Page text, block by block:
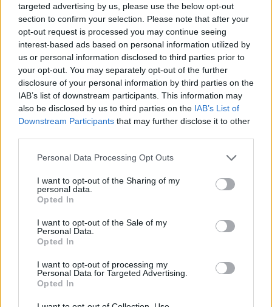
targeted advertising by us, please use the below opt-out
section to confirm your selection. Please note that after your
opt-out request is processed you may continue seeing
interest-based ads based on personal information utilized by
us or personal information disclosed to third parties prior to
your opt-out. You may separately opt-out of the further
disclosure of your personal information by third parties on the
IAB’s list of downstream participants. This information may
also be disclosed by us to third parties on the IAB’s List of
Downstream Participants that may further disclose it to other
Please note that this website/app uses one or more Google
not limited to your visit or usage behaviour. You may click to
grant or deny consent to Google and its third-party tags to
use your data for below specified purposes in below Google
consent section.
Personal Data Processing Opt Outs
I want to opt-out of the Sharing of my
personal data.
Opted In
I want to opt-out of the Sale of my
Personal Data.
Opted In
I want to opt-out of processing my
Personal Data for Targeted Advertising.
Opted In
Τι είπε ο 22χρονος στην ανακρίτρια
Ο νεαρός αλλοδαπός απολογήθηκε για περίπου μία
διαδικασία που ξεκίνησε με καθυστέρηση τριών
ωρών καθώς το πρωί παραιτήθηκε ο συνήγορος
που είχε προσλάβει η οικογένεια του
κατηγορούμενου και χρειάστηκε ο αυτεπάγγελτος
διορισμός άλλου συνηγόρου από την Ανακρίτρια.
Η απολογία του φερόμενου ως δράστη του
αποτρόπαιου εγκλήματος διήρκεσε περίπου μία